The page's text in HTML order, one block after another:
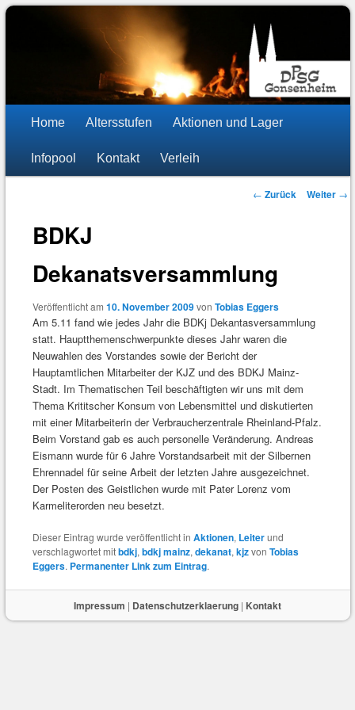
Pfadfinder Mainz-Gonsenheim
DPSG Stamm St. Stephan
Zum
wechseln
Zum
Inhalt
Home Altersstufen Aktionen und Lager
Infopool Kontakt Verleih
Beitragsnavigation
← Zurück Weiter →
BDKJ
Dekanatsversammlung
Veröffentlicht am10. November 2009vonTobias Eggers
Am 5.11 fand wie jedes Jahr die BDKj Dekantasversammlung
statt. Hauptthemenschwerpunkte dieses Jahr waren die
Neuwahlen des Vorstandes sowie der Bericht der
Hauptamtlichen Mitarbeiter der KJZ und des BDKJ Mainz-
Stadt. Im Thematischen Teil beschäftigten wir uns mit dem
Thema Krititscher Konsum von Lebensmittel und diskutierten
mit einer Mitarbeiterin der Verbraucherzentrale Rheinland-Pfalz.
Beim Vorstand gab es auch personelle Veränderung. Andreas
Eismann wurde für 6 Jahre Vorstandsarbeit mit der Silbernen
Ehrennadel für seine Arbeit der letzten Jahre ausgezeichnet.
Der Posten des Geistlichen wurde mit Pater Lorenz vom
Karmeliterorden neu besetzt.
Dieser Eintrag wurde veröffentlicht inAktionen, Leiterund
verschlagwortet mitbdkj,bdkj mainz,dekanat,kjzvonTobias
Eggers. Permanenter Link zum Eintrag.
Impressum | Datenschutzerklaerung | Kontakt